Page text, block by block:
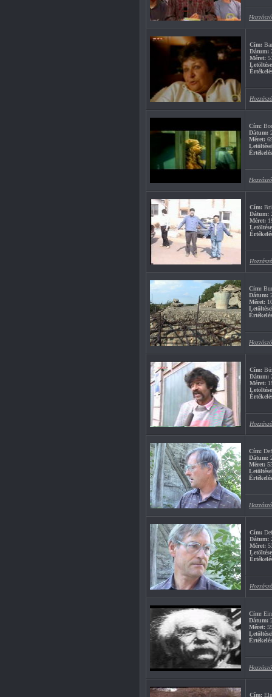
Cím:
Dátum:
Méret:
Cím:
Dátum:
Méret:
Cím:
Dátum:
Méret:
Cím:
Dátum:
Méret:
Cím:
Dátum:
Méret:
Cím:
Dátum:
Méret:
Cím:
Dátum:
Méret:
Cím:
Dátum:
Méret:
Cím: